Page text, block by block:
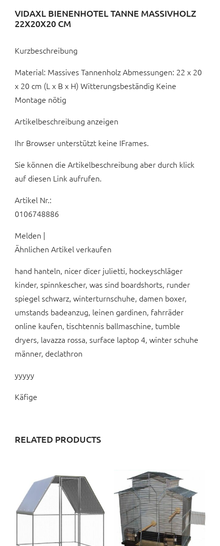
VIDAXL BIENENHOTEL TANNE MASSIVHOLZ
22X20X20 CM
Kurzbeschreibung
Material: Massives Tannenholz Abmessungen: 22 x 20
x 20 cm (L x B x H) Witterungsbeständig Keine
Montage nötig
Artikelbeschreibung anzeigen
Ihr Browser unterstützt keine IFrames.
Sie können die Artikelbeschreibung aber durch klick
auf diesen Link aufrufen.
Artikel Nr.:
0106748886
Melden |
Ähnlichen Artikel verkaufen
hand hanteln, nicer dicer julietti, hockeyschläger
kinder, spinnkescher, was sind boardshorts, runder
spiegel schwarz, winterturnschuhe, damen boxer,
umstands badeanzug, leinen gardinen, fahrräder
online kaufen, tischtennis ballmaschine, tumble
dryers, lavazza rossa, surface laptop 4, winter schuhe
männer, declathron
yyyyy
Käfige
RELATED PRODUCTS